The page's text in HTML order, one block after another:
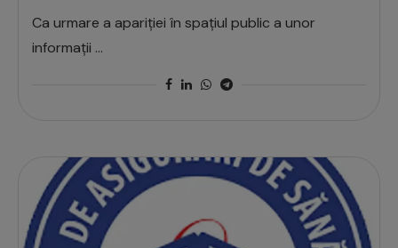
Ca urmare a apariției în spațiul public a unor
informații …